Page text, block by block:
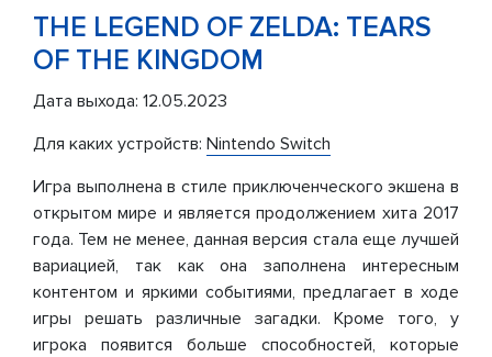
THE LEGEND OF ZELDA: TEARS
OF THE KINGDOM
Дата выхода: 12.05.2023
Для каких устройств: Nintendo Switch
Игра выполнена в стиле приключенческого экшена в
открытом мире и является продолжением хита 2017
года. Тем не менее, данная версия стала еще лучшей
вариацией, так как она заполнена интересным
контентом и яркими событиями, предлагает в ходе
игры решать различные загадки. Кроме того, у
игрока появится больше способностей, которые